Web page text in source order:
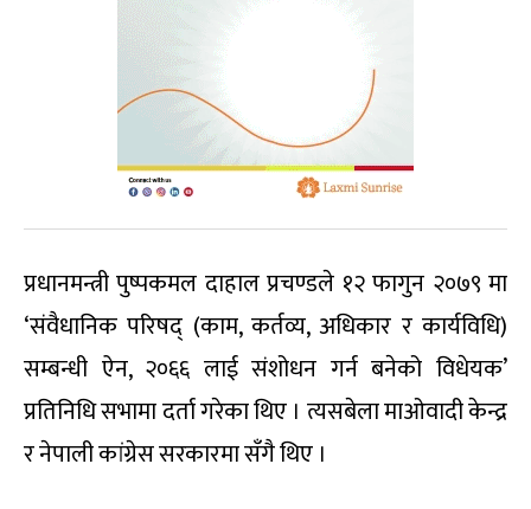
प्रधानमन्त्री पुष्पकमल दाहाल प्रचण्डले १२ फागुन २०७९ मा
‘संवैधानिक परिषद् (काम, कर्तव्य, अधिकार र कार्यविधि)
सम्बन्धी ऐन, २०६६ लाई संशोधन गर्न बनेको विधेयक’
प्रतिनिधि सभामा दर्ता गरेका थिए । त्यसबेला माओवादी केन्द्र
र नेपाली कांग्रेस सरकारमा सँगै थिए ।